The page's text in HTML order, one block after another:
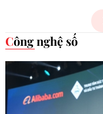
Công nghệ số